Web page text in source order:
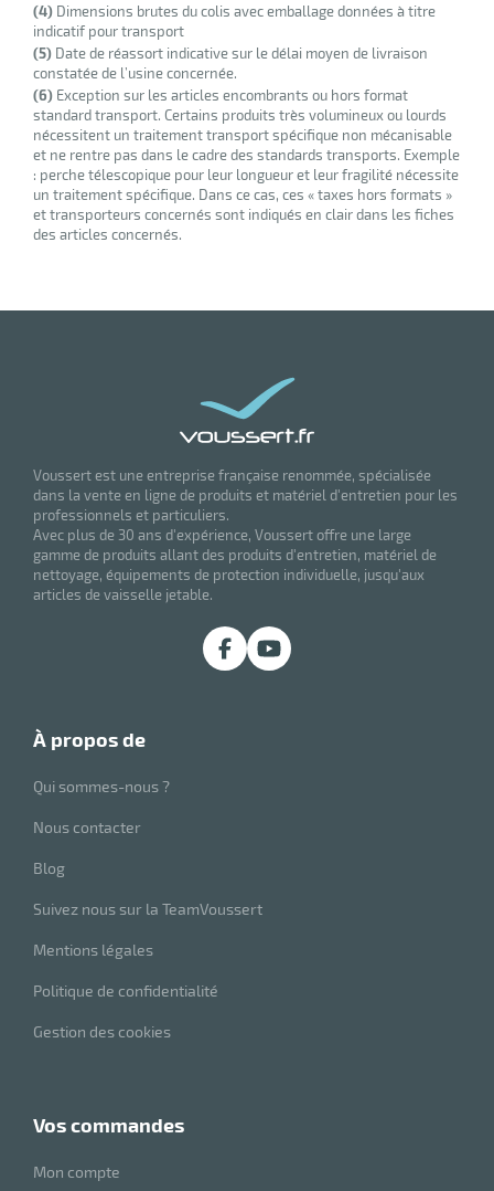
(4) Dimensions brutes du colis avec emballage données à titre
indicatif pour transport
(5) Date de réassort indicative sur le délai moyen de livraison
constatée de l’usine concernée.
(6) Exception sur les articles encombrants ou hors format
standard transport. Certains produits très volumineux ou lourds
nécessitent un traitement transport spécifique non mécanisable
et ne rentre pas dans le cadre des standards transports. Exemple
: perche télescopique pour leur longueur et leur fragilité nécessite
un traitement spécifique. Dans ce cas, ces « taxes hors formats »
et transporteurs concernés sont indiqués en clair dans les fiches
des articles concernés.
Voussert est une entreprise française renommée, spécialisée
dans la vente en ligne de produits et matériel d'entretien pour les
professionnels et particuliers.
Avec plus de 30 ans d'expérience, Voussert offre une large
gamme de produits allant des produits d'entretien, matériel de
nettoyage, équipements de protection individuelle, jusqu'aux
articles de vaisselle jetable.
à propos de
Qui sommes-nous ?
Nous contacter
Blog
Suivez nous sur la TeamVoussert
Mentions légales
Politique de confidentialité
Gestion des cookies
vos commandes
Mon compte